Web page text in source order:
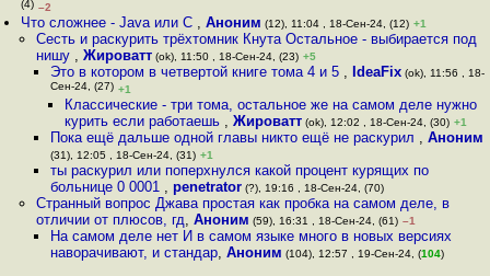
(4) –2
Что сложнее - Java или C ,Аноним (12), 11:04 , 18-Сен-24, (12) +1
Сесть и раскурить трёхтомник Кнута Остальное - выбирается под
нишу , Жироватт(ok), 11:50 , 18-Сен-24, (23) +5
Это в котором в четвертой книге тома 4 и 5 , IdeaFix(ok), 11:56 , 18-
Сен-24, (27) +1
Классические - три тома, остальное же на самом деле нужно
курить если работаешь ,Жироватт (ok), 12:02 , 18-Сен-24, (30) +1
Пока ещё дальше одной главы никто ещё не раскурил , Аноним
(31), 12:05 , 18-Сен-24, (31) +1
ты раскурил или поперхнулся какой процент курящих по
больнице 0 0001 , penetrator(?), 19:16 , 18-Сен-24, (70)
Странный вопрос Джава простая как пробка на самом деле, в
отличии от плюсов, гд, Аноним (59), 16:31 , 18-Сен-24, (61) –1
На самом деле нет И в самом языке много в новых версиях
наворачивают, и стандар, Аноним (104), 12:57 , 19-Сен-24, (104)